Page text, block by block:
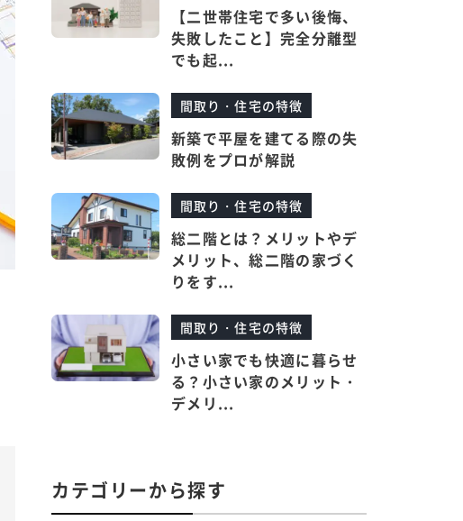
【二世帯住宅で多い後悔、
失敗したこと】完全分離型
でも起...
間取り・住宅の特徴
新築で平屋を建てる際の失
敗例をプロが解説
間取り・住宅の特徴
総二階とは？メリットやデ
メリット、総二階の家づく
りをす...
間取り・住宅の特徴
小さい家でも快適に暮らせ
る？小さい家のメリット・
デメリ...
カテゴリーから探す